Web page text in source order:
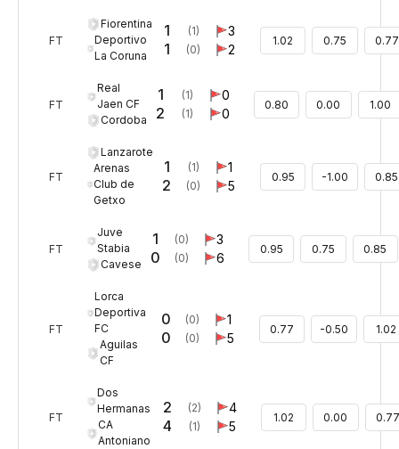
FT
Fiorentina
Deportivo
La Coruna
1
1
(1)
(0)
3
2
1.02 0.75 0.77
FT
Real
Jaen CF
Cordoba
1
2
(1)
(1)
0
0
0.80 0.00 1.00
FT
Lanzarote
Arenas
Club de
Getxo
1
2
(1)
(0)
1
5
0.95 -1.00 0.85
FT
Juve
Stabia
Cavese
1
0
(0)
(0)
3
6
0.95 0.75 0.85
FT
Lorca
Deportiva
FC
Aguilas
CF
0
0
(0)
(0)
1
5
0.77 -0.50 1.02
FT
Dos
Hermanas
CA
Antoniano
2
4
(2)
(1)
4
5
1.02 0.00 0.77